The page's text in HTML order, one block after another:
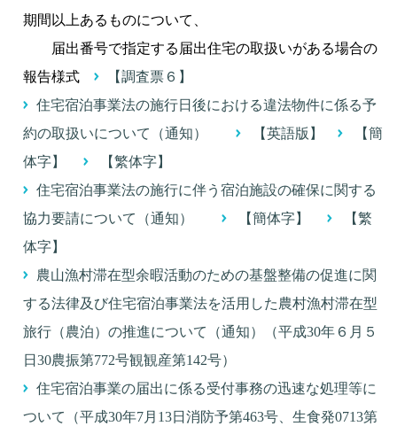
期間以上あるものについて、
届出番号で指定する届出住宅の取扱いがある場合の
報告様式
【調査票６】
住宅宿泊事業法の施行日後における違法物件に係る予
約の取扱いについて（通知）
【英語版】
【簡
体字】
【繁体字】
住宅宿泊事業法の施行に伴う宿泊施設の確保に関する
協力要請について（通知）
【簡体字】
【繁
体字】
農山漁村滞在型余暇活動のための基盤整備の促進に関
する法律及び住宅宿泊事業法を活用した農村漁村滞在型
旅行（農泊）の推進について（通知）（平成30年６月５
日30農振第772号観観産第142号）
住宅宿泊事業の届出に係る受付事務の迅速な処理等に
ついて（平成30年7月13日消防予第463号、生食発0713第